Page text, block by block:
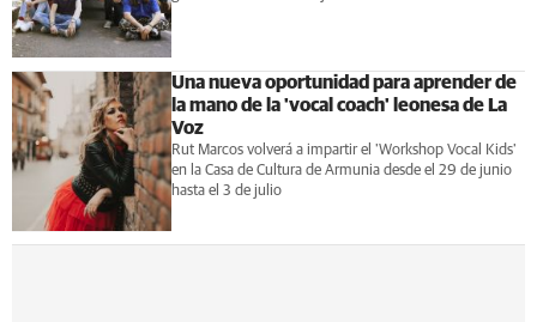
Una nueva oportunidad para aprender de
la mano de la 'vocal coach' leonesa de La
Voz
Rut Marcos volverá a impartir el 'Workshop Vocal Kids'
en la Casa de Cultura de Armunia desde el 29 de junio
hasta el 3 de julio